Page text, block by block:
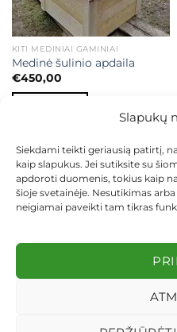
Slapukų
Siekdami teikti geriausią patirtį,
kaip slapukus. Jei sutiksite su
apdoroti duomenis, tokius kaip
šioje svetainėje. Nesutikimas
neigiamai paveikti tam tikras
KITI MEDINIAI GAMINIAI
Medinė šulinio apdaila
€450,00
KEITIMAS IR
Visos teisės